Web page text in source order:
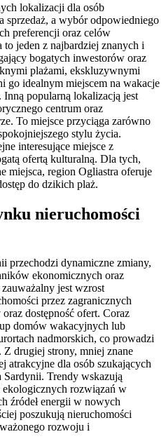
lokalizacji dla osób
sprzedaż, a wybór odpowiedniego
preferencji oraz celów
jeden z najbardziej znanych i
bogatych inwestorów oraz
plażami, ekskluzywnymi
go idealnym miejscem na wakacje
popularną lokalizacją jest
centrum oraz
To miejsce przyciąga zarówno
stylu życia.
interesujące miejsce z
ofertą kulturalną. Dla tych,
miejsca, region Ogliastra oferuje
do dzikich plaż.
nieruchomości
przechodzi dynamiczne zmiany,
ekonomicznych oraz
jest wzrost
przez zagranicznych
dostępność ofert. Coraz
domów wakacyjnych lub
nadmorskich, co prowadzi
drugiej strony, mniej znane
atrakcyjne dla osób szukających
Sardynii. Trendy wskazują
ekologicznych rozwiązań w
źródeł energii w nowych
poszukują nieruchomości
rozwoju i